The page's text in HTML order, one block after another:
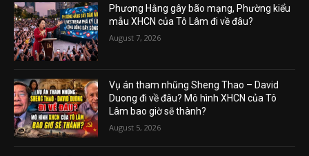
Phương Hằng gây bão mạng, Phường kiểu
mẫu XHCN của Tô Lâm đi về đâu?
August 7, 2026
Vụ án tham nhũng Sheng Thao – David
Duong đi về đâu? Mô hình XHCN của Tô
Lâm bao giờ sẽ thành?
August 5, 2026